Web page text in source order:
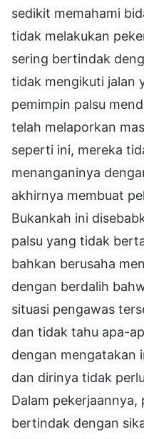
sedikit memahami
tidak melakukan
sering bertindak
tidak mengikuti jalan
pemimpin palsu
telah melaporkan
seperti ini, mereka
menanganinya
akhirnya membuat
Bukankah ini
palsu yang tidak
bahkan berusaha
dengan berdalih
situasi pengawas
dan tidak tahu apa-
dengan mengatakan
dan dirinya tidak
Dalam pekerjaannya,
bertindak dengan